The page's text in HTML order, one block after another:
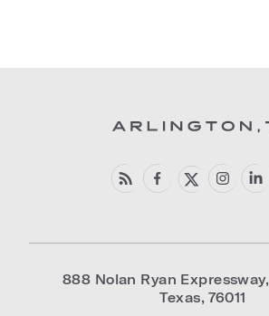
888 Nolan Ryan Expressway,
Texas,76011